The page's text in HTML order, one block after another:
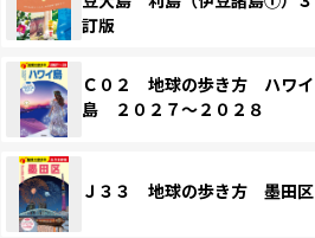
訂版
Ｃ０２ 地球の歩き方 ハワイ
島 ２０２７～２０２８
Ｊ３３ 地球の歩き方 墨田区